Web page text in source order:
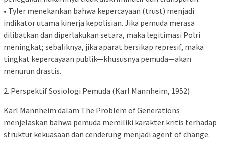
• Tyler menekankan bahwa kepercayaan (trust) menjadi
indikator utama kinerja kepolisian. Jika pemuda merasa
dilibatkan dan diperlakukan setara, maka legitimasi Polri
meningkat; sebaliknya, jika aparat bersikap represif, maka
tingkat kepercayaan publik—khususnya pemuda—akan
menurun drastis.
2. Perspektif Sosiologi Pemuda (Karl Mannheim, 1952)
Karl Mannheim dalam The Problem of Generations
menjelaskan bahwa pemuda memiliki karakter kritis terhadap
struktur kekuasaan dan cenderung menjadi agent of change.